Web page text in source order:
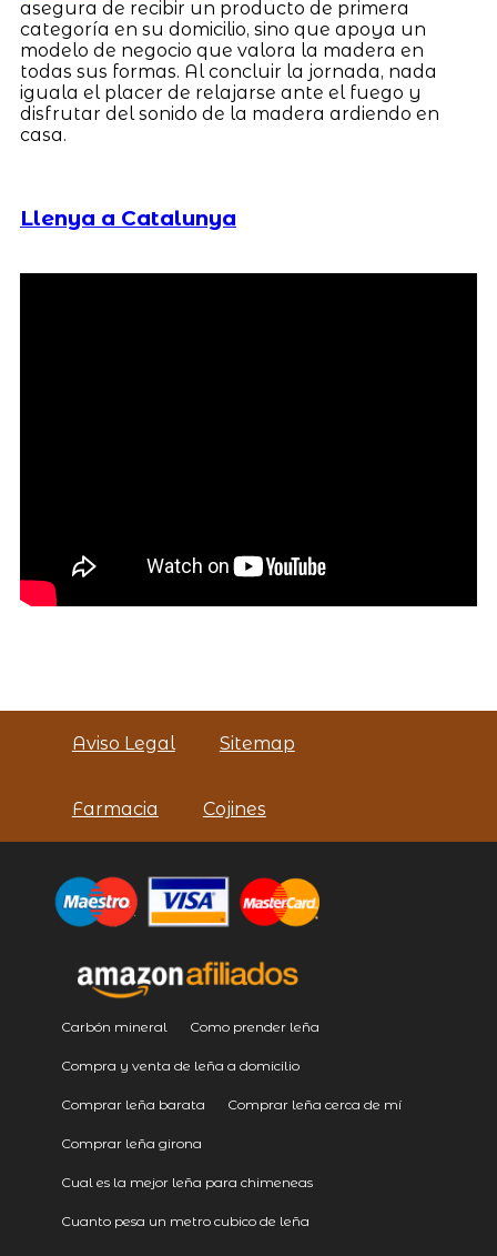
asegura de recibir un producto de primera
categoría en su domicilio, sino que apoya un
modelo de negocio que valora la madera en
todas sus formas. Al concluir la jornada, nada
iguala el placer de relajarse ante el fuego y
disfrutar del sonido de la madera ardiendo en
casa.
Llenya a Catalunya
Aviso Legal Sitemap
Farmacia Cojines
Carbón mineral Como prender leña
Compra y venta de leña a domicilio
Comprar leña barata Comprar leña cerca de mí
Comprar leña girona
Cual es la mejor leña para chimeneas
Cuanto pesa un metro cubico de leña